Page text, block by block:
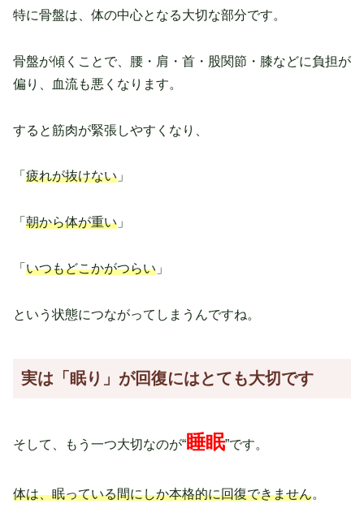
特に骨盤は、体の中心となる大切な部分です。
骨盤が傾くことで、腰・肩・首・股関節・膝などに負担が
偏り、血流も悪くなります。
すると筋肉が緊張しやすくなり、
「 疲れが抜けない 」
「 朝から体が重い 」
「 いつもどこかがつらい 」
という状態につながってしまうんですね。
実は「眠り」が回復にはとても大切です
そして、もう一つ大切なのが“睡眠”です。
体は、眠っている間にしか本格的に回復できません。